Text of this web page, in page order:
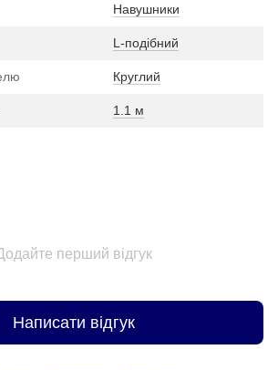
Навушники
L-подібний
Круглий
1.1 м
перший відгук
Написати відгук